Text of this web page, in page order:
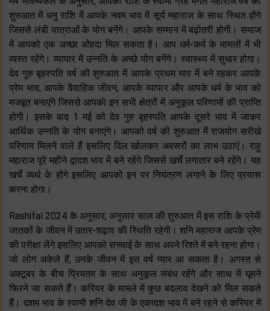
शुरुआत में धनु राशि में आपके नवम भाव में सूर्य महाराज के साथ स्थित होंगे
जिससे लंबी यात्राओं के योग बनेंगे। आपके सम्मान में बढ़ोतरी होगी। समाज
में आपको एक अच्छा ओहदा मिल सकता है। आप धर्म-कर्म के मामलों में भी
व्यस्त रहेंगे। व्यापार में उन्नति के अच्छे योग बनेंगे। स्वास्थ्य में सुधार होगा।
देव गुरु बृहस्पति वर्ष की शुरुआत में आपके प्रथम भाव में बने रहकर आपके
प्रेम भाव, आपके वैवाहिक जीवन, आपके व्यापार और आपके धर्म के भाव को
मजबूत बनाएंगे जिससे आपको इन सभी क्षेत्रों में अनुकूल परिणामों की प्राप्ति
होगी। इसके बाद 1 मई को देव गुरु बृहस्पति आपके दूसरे भाव में जाकर
आर्थिक उन्नति के योग बनाएंगे। आपको वर्ष की शुरुआत में राजयोग सरीखे
परिणाम मिलने वाले हैं इसलिए दिल खोलकर अवसरों का लाभ उठाएं। राहु
महाराज पूरे महीने द्वादश भाव में बने रहेंगे जिससे खर्चे लगातार बने रहेंगे। यह
खर्चे व्यर्थ के होंगे इसलिए आपको इन पर नियंत्रण लगाने के लिए प्रयास
करना होगा।
Rashifal 2024 के अनुसार, अनुसार साल की शुरुआत में इस राशि के प्रेमी
जातकों के जीवन में उतार-चढ़ाव की स्थिति रहेगी। शनि महाराज आपके प्रेम
की परीक्षा लेंगे इसलिए आपको सच्चाई के साथ अपने रिश्ते में बने रहना होगा।
जो लोग अकेले हैं, उनके जीवन में इस वर्ष प्यार आ सकता है। अगस्त से
अक्टूबर के बीच प्रियतम के साथ अनुकूल संबंध रहेंगे और साथ में घूमने
फिरने जा सकते हैं। करियर के मामले में कुछ बदलाव देखने को मिल सकते
हैं। दशम भाव के स्वामी शनि देव जी के एकादश भाव में बने रहने से करियर में